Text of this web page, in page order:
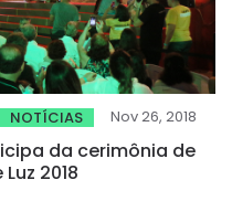
NOTÍCIAS Nov 26, 2018
da cerimônia de
2018